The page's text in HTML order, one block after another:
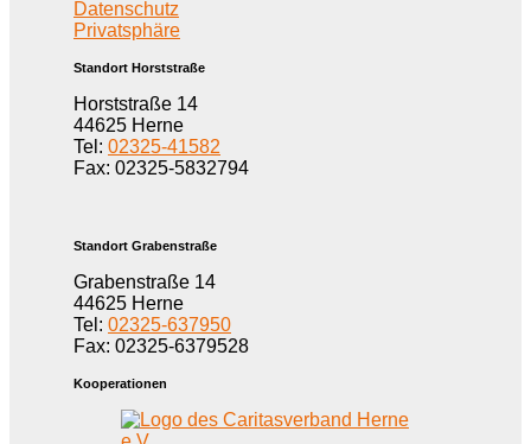
Datenschutz
Privatsphäre
Standort Horststraße
Horststraße 14
44625 Herne
Tel: 02325-41582
Fax: 02325-5832794
Standort Grabenstraße
Grabenstraße 14
44625 Herne
Tel: 02325-637950
Fax: 02325-6379528
Kooperationen